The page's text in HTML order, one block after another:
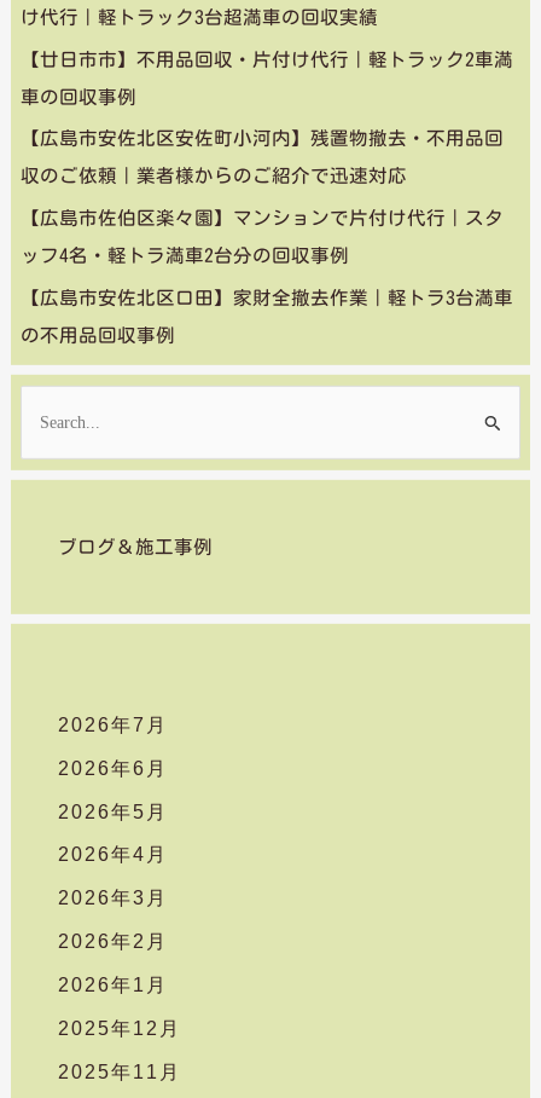
け代行｜軽トラック3台超満車の回収実績
【廿日市市】不用品回収・片付け代行｜軽トラック2車満
車の回収事例
【広島市安佐北区安佐町小河内】残置物撤去・不用品回
収のご依頼｜業者様からのご紹介で迅速対応
【広島市佐伯区楽々園】マンションで片付け代行｜スタ
ッフ4名・軽トラ満車2台分の回収事例
【広島市安佐北区口田】家財全撤去作業｜軽トラ3台満車
の不用品回収事例
索
ブログ＆施工事例
2026年7月
2026年6月
2026年5月
2026年4月
2026年3月
2026年2月
2026年1月
2025年12月
2025年11月